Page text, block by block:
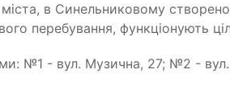
в Синельниковому
перебування, функціонують
№1 - вул. Музична, 27; №2 -